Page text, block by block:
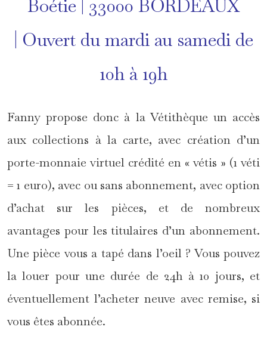
Boétie | 33000 BORDEAUX
| Ouvert du mardi au samedi de
10h à 19h
Fanny propose donc à la Vétithèque un accès
aux collections à la carte, avec création d’un
porte-monnaie virtuel crédité en « vétis » (1 véti
= 1 euro), avec ou sans abonnement, avec option
d’achat sur les pièces, et de nombreux
avantages pour les titulaires d’un abonnement.
Une pièce vous a tapé dans l’oeil ? Vous pouvez
la louer pour une durée de 24h à 10 jours, et
éventuellement l’acheter neuve avec remise, si
vous êtes abonnée.